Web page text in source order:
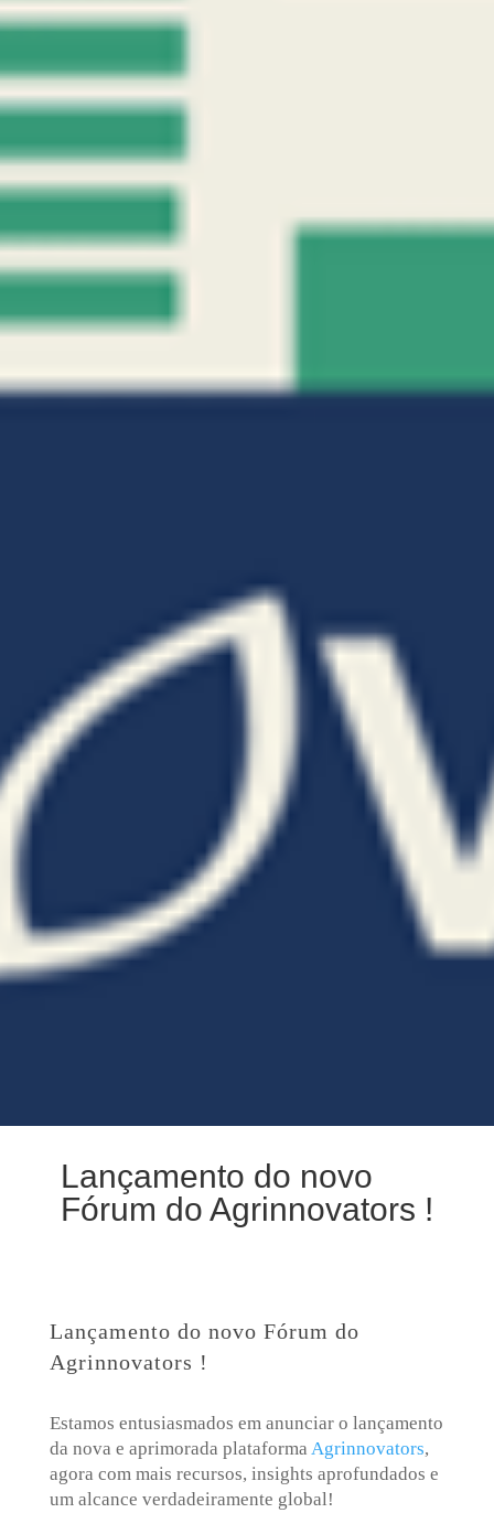
Lançamento do novo
Fórum do Agrinnovators !
Lançamento do novo Fórum do
Agrinnovators !
Estamos entusiasmados em anunciar o lançamento
da nova e aprimorada plataforma Agrinnovators,
agora com mais recursos, insights aprofundados e
um alcance verdadeiramente global!